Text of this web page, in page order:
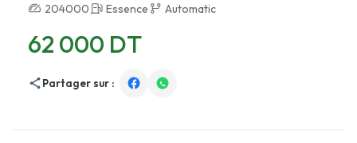
204000 Essence Automatic
62 000 DT
Partager sur :